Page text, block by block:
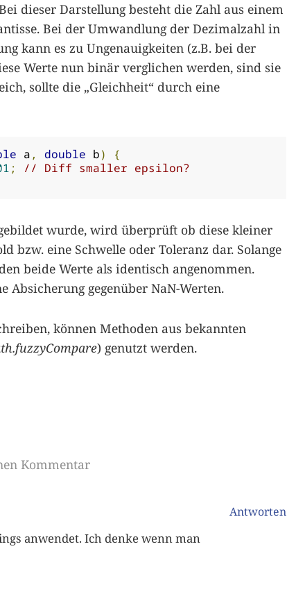
dieser Darstellung besteht die Zahl aus einem
Bei der Umwandlung der Dezimalzahl in
kann es zu Ungenauigkeiten (z.B. bei der
Werte nun binär verglichen werden, sind sie
sollte die „Gleichheit“ durch eine
a , double b)
{
;
// Diff smaller epsilon?
wurde, wird überprüft ob diese kleiner
bzw. eine Schwelle oder Toleranz dar. Solange
beide Werte als identisch angenommen.
gegenüber NaN-Werten.
können Methoden aus bekannten
) genutzt werden.
Kommentar
Antworten
anwendet. Ich denke wenn man